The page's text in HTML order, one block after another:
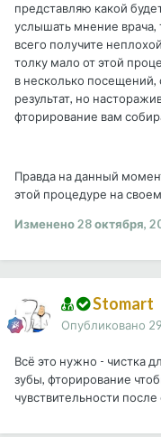
представляю какой
услышать мнение врача,
всего получите
толку мало от этой
в несколько
результат, но
фторирование вам
Правда на данный
этой процедуре на
Изменено28 октября,
Stomart
Опубликовано
Всё это нужно - чистка
зубы, фторирование
чувствительности